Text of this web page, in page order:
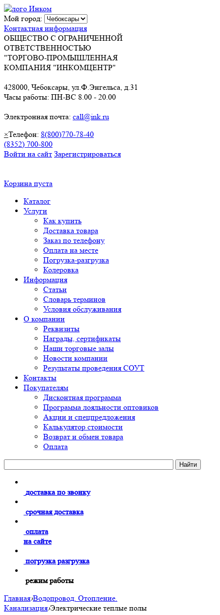
Мой город:
Контактная информация
ОБЩЕСТВО С ОГРАНИЧЕННОЙ
ОТВЕТСТВЕННОСТЬЮ
"ТОРГОВО-ПРОМЫШЛЕННАЯ
КОМПАНИЯ "ИНКОМЦЕНТР"
428000, Чебоксары, ул.Ф.Энгельса, д.31
Часы работы: ПН-ВС 8.00 - 20.00
Электронная почта: call@ink.ru
×Телефон: 8(800)770-78-40
(8352) 700-800
Войти на сайт Зарегистрироваться
Корзина пуста
Каталог
Услуги
Как купить
Доставка товара
Заказ по телефону
Оплата на месте
Погрузка-разгрузка
Колеровка
Информация
Статьи
Словарь терминов
Условия обслуживания
О компании
Реквизиты
Награды, сертификаты
Наши торговые залы
Новости компании
Результаты проведения СОУТ
Контакты
Покупателям
Дисконтная программа
Программа лояльности оптовиков
Акции и спецпредложения
Калькулятор стоимости
Возврат и обмен товара
Оплата
доставка по звонку
срочная доставка
оплата
на сайте
погрузка разгрузка
режим работы
Главная›Водопровод. Отопление.
Канализация›Электрические теплые полы